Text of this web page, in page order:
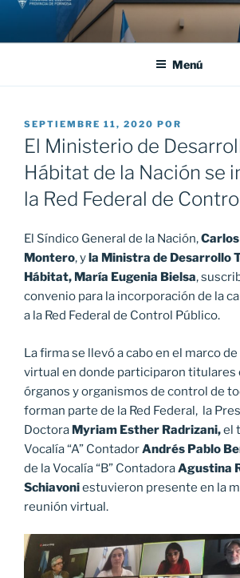
Saltar
contenido
Menú
PUBLICADO
EL
SEPTIEMBRE 11, 2020 POR
El Ministerio de
Hábitat de la Nación se
la Red Federal de
El Síndico General de la Nación,
Montero, yla Ministra de Desarrollo
Hábitat, María Eugenia Bielsa,
convenio para la incorporación de la
a la Red Federal de Control Público.
La firma se llevó a cabo en el marco
virtual en donde participaron titulares
órganos y organismos de control de
forman parte de la Red Federal, la
Doctora Myriam Esther Radrizani,el
Vocalía “A” ContadorAndrés Pablo
de la Vocalía “B” ContadoraAgustina
Schiavoniestuvieron presente en la
reunión virtual.